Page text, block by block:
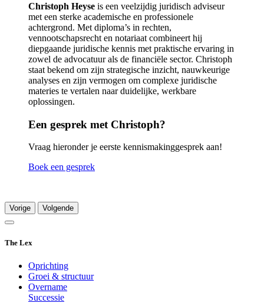
Christoph Heyse is een veelzijdig juridisch adviseur
met een sterke academische en professionele
achtergrond. Met diploma’s in rechten,
vennootschapsrecht en notariaat combineert hij
diepgaande juridische kennis met praktische ervaring in
zowel de advocatuur als de financiële sector. Christoph
staat bekend om zijn strategische inzicht, nauwkeurige
analyses en zijn vermogen om complexe juridische
materies te vertalen naar duidelijke, werkbare
oplossingen.
Een gesprek met Christoph?
Vraag hieronder je eerste kennismakinggesprek aan!
Boek een gesprek
Vorige Volgende
The Lex
Oprichting
Groei & structuur
Overname
Successie